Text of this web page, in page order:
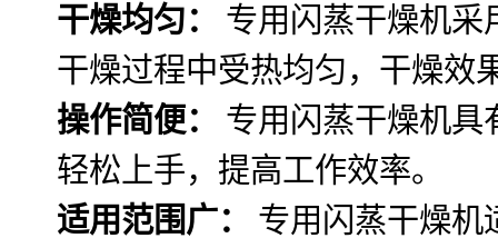
干燥均匀：
专用闪蒸干燥机采
干燥过程中受热均匀，干燥效
操作简便：
专用闪蒸干燥机具
轻松上手，提高工作效率。
适用范围广：
专用闪蒸干燥机